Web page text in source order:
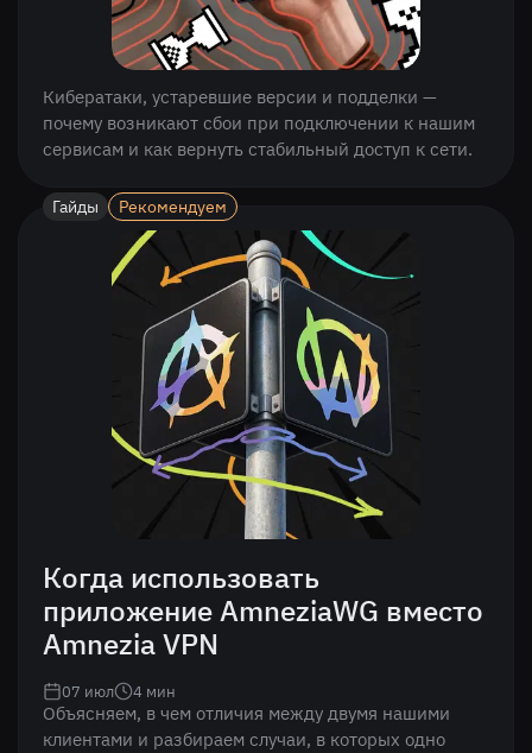
Кибератаки, устаревшие версии и подделки —
почему возникают сбои при подключении к нашим
сервисам и как вернуть стабильный доступ к сети.
Гайды Рекомендуем
Когда использовать
приложение AmneziaWG вместо
Amnezia VPN
Объясняем, в чем отличия между двумя нашими
клиентами и разбираем случаи, в которых одно
07 июл 4 мин